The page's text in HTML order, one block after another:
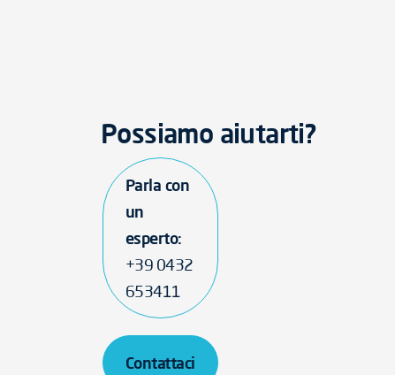
Possiamo aiutarti?
Parla con
un
esperto:
+39 0432
653411
Contattaci